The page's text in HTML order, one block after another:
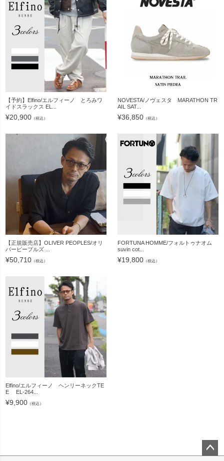
【予約】Elfino/エルフィーノ とろみワ
イドスラックス EL...
¥20,900 （税込）
NOVESTA/ノヴェスタ MARATHON TR
AIL SAT...
¥36,850 （税込）
【正規販売店】OLIVER PEOPLES/オリ
バーピープルズ ...
¥50,710 （税込）
FORTUNA HOMME/フォルトゥナオム
suvin cot...
¥19,800 （税込）
Elfino/エルフィーノ ヘンリーネックTE
E EL-264...
¥9,900 （税込）